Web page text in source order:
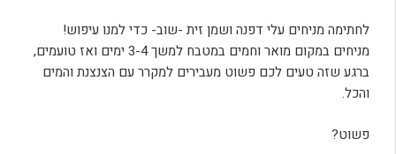
לחתימה מניחים עלי דפנה ושמן זית -שוב- כדי למנו עיפוש!
מניחים במקום מואר וחמים במטבח למשך 3-4 ימים ואז טועמים,
ברגע שזה טעים לכם פשוט מעבירים למקרר עם הצנצנת והמים
והכל.
פשוט?